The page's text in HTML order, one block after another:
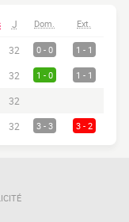
J Dom. Ext.
32 0 - 0 1 - 1
32 1 - 0 1 - 1
32
32 3 - 3 3 - 2